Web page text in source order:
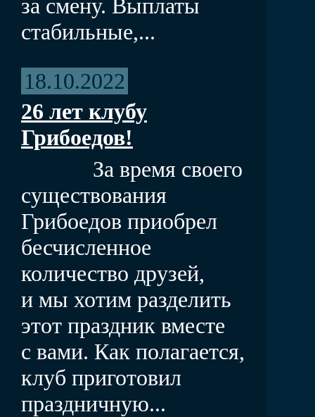
за смену. Выплаты
стабильные,...
18.10.2022
26 лет клубу
Грибоедов!
За время своего
существования
Грибоедов приобрел
бесчисленное
количество друзей,
и мы хотим разделить
этот праздник вместе
с вами. Как полагается,
клуб приготовил
праздничную...